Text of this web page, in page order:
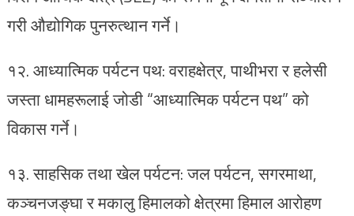
गरी औद्योगिक पुनरुत्थान गर्ने।
१२.⁠ आध्यात्मिक पर्यटन पथ: वराहक्षेत्र, पाथीभरा र हलेसी
जस्ता धामहरूलाई जोडी “आध्यात्मिक पर्यटन पथ” को
विकास गर्ने।
१३.⁠ साहसिक तथा खेल पर्यटन: जल पर्यटन, सगरमाथा,
कञ्चनजङ्घा र मकालु हिमालको क्षेत्रमा हिमाल आरोहण